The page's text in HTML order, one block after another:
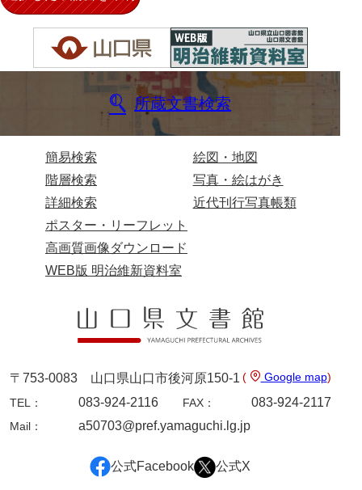
影山家文書
鹿島家文書
梶山家文書
鍛冶利吉文書
片岡トミ子自作農地木札
堅田家文書（一般郷土伝来）
堅田家文書（山口市２）
片山家文書（阿東町）
片山家文書（美和町）
月輪寺文書
勝間田家文書
桂家文書（防府市）
桂家文書（宇部市2）
所蔵文書検索
簡易検索
階層検索
詳細検索
絵図・地図
写真・絵はがき
近代刊行写真帳類
ポスター・リーフレット
高画質画像ダウンロード
WEB版 明治維新資料室
〒753-0083 山口県山口市後河原150-1 ( Google map)
TEL：
083-924-2116 FAX： 083-924-2117
Mail： a50703@pref.yamaguchi.lg.jp
公式Facebook 公式X